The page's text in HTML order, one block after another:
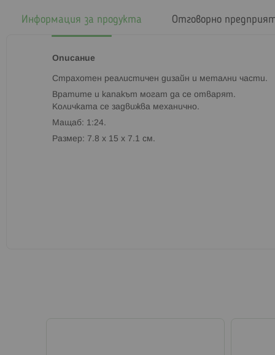
Информация за продукта
Описание
Страхотен реалистичен дизайн и метални части.
Вратите и капакът могат да се отварят.
Количката се задвижва механично.
Мащаб: 1:24.
Размер: 7.8 х 15 х 7.1 см.
Отговорно